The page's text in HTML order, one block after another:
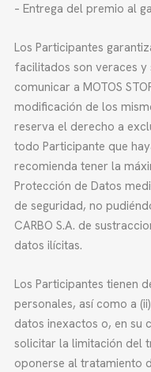
– Entrega del premio al
Los Participantes
facilitados son veraces y
comunicar a MOTOS
modificación de los
reserva el derecho a
todo Participante que
recomienda tener la
Protección de Datos
de seguridad, no
CARBO S.A. de
datos ilícitas.
Los Participantes tienen
personales, así como a
datos inexactos o, en su
solicitar la limitación del
oponerse al tratamiento